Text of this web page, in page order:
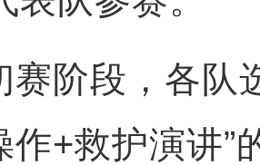
段，各队
作+救护演讲”